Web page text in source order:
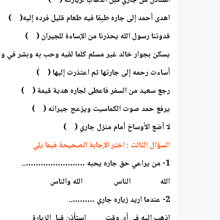
اهدى أحمد إلى جاره طبقا فيه طعام قليل فرده إليه( )
قدوتنا رسول الله يحذرنا من الإساءة للجيران ( )
يسكن بجوار خالد غير مسلم كلما لقيه وحب به وبشر
أساءت رحمه إلى جارتها ثم اعتذرت إليها ( )
رجع سعيد من السفر فاعطى لجاره هدية قيمة ( )
يرفع حمد صوت الكماسيت ويزعج جيرانه ( )
لا أضع الأوساخ أمام منزل جاري ( )
السؤال الثالث : اختر الإجابة الصحيحة فيما يلي
1- من يراعي حق جاره يحبه ……………………..
الله الناس الله والناس
2- عندما اريد زياره جاري ………..